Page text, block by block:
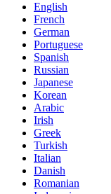
English
French
German
Portuguese
Spanish
Russian
Japanese
Korean
Arabic
Irish
Greek
Turkish
Italian
Danish
Romanian